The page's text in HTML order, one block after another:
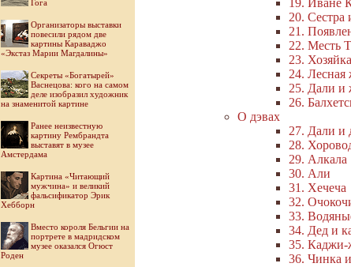
Гога
Организаторы выставки
повесили рядом две
картины Караваджо
«Экстаз Марии Магдалины»
Секреты «Богатырей»
Васнецова: кого на самом
деле изобразил художник
на знаменитой картине
Ранее неизвестную
картину Рембрандта
выставят в музее
Амстердама
Картина «Читающий
мужчина» и великий
фальсификатор Эрик
Хебборн
Вместо короля Бельгии на
портрете в мадридском
музее оказался Огюст
Роден
19. Иване
20. Сестра
21.
22. Месть
23.
24.
25. Дали и
26.
О дэвах
27. Дали и
28.
29. Алкала
30. Али
31. Хечеча
32.
33.
34. Дед и
35. Каджи-
36. Чинка